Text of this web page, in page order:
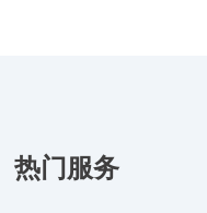
热门服务